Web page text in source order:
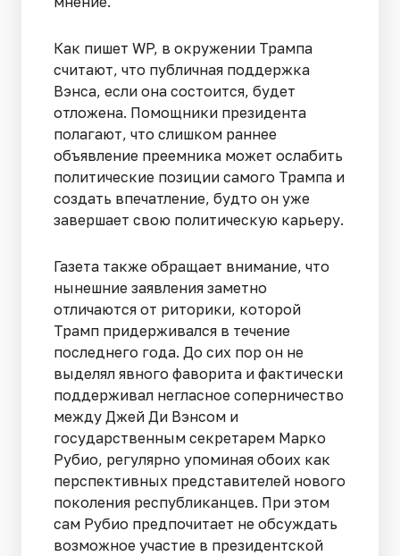
Как пишет WP, в окружении Трампа
считают, что публичная поддержка
Вэнса, если она состоится, будет
отложена. Помощники президента
полагают, что слишком раннее
объявление преемника может ослабить
политические позиции самого Трампа и
создать впечатление, будто он уже
завершает свою политическую карьеру.
Газета также обращает внимание, что
нынешние заявления заметно
отличаются от риторики, которой
Трамп придерживался в течение
последнего года. До сих пор он не
выделял явного фаворита и фактически
поддерживал негласное соперничество
между Джей Ди Вэнсом и
государственным секретарем Марко
Рубио, регулярно упоминая обоих как
перспективных представителей нового
поколения республиканцев. При этом
сам Рубио предпочитает не обсуждать
возможное участие в президентской